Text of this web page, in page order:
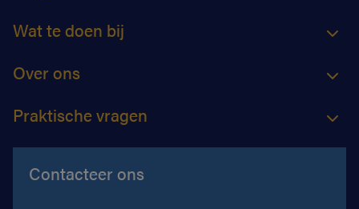
Wat te doen bij
Over ons
Praktische vragen
Contacteer ons